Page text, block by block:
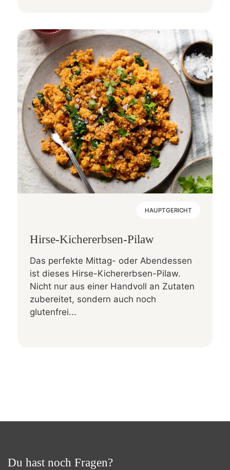
HAUPTGERICHT
Hirse-Kichererbsen-Pilaw
Das perfekte Mittag- oder Abendessen
ist dieses Hirse-Kichererbsen-Pilaw.
Nicht nur aus einer Handvoll an Zutaten
zubereitet, sondern auch noch
glutenfrei...
Du hast noch Fragen?